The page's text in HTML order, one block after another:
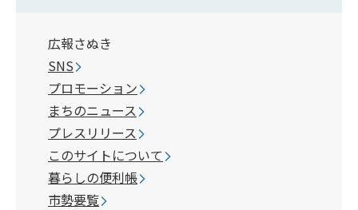
広報さぬき
SNS
プロモーション
まちのニュース
プレスリリース
このサイトについて
暮らしの便利帳
市勢要覧